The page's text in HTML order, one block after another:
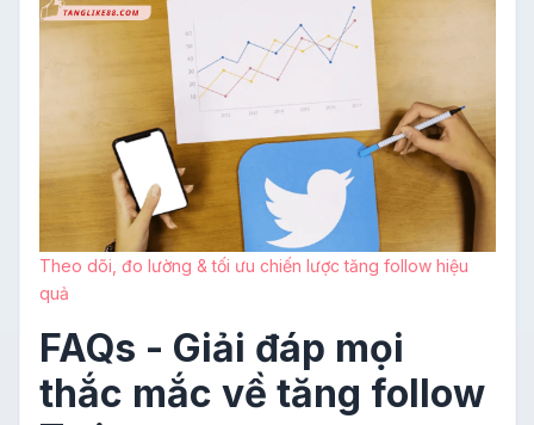
Theo dõi, đo lường & tối ưu chiến lược tăng follow hiệu
quả
FAQs - Giải đáp mọi
thắc mắc về tăng follow